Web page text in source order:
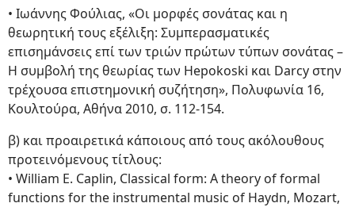
• Ιωάννης Φούλιας, «Οι μορφές σονάτας και η
θεωρητική τους εξέλιξη: Συμπερασματικές
επισημάνσεις επί των τριών πρώτων τύπων σονάτας –
Η συμβολή της θεωρίας των Hepokoski και Darcy στην
τρέχουσα επιστημονική συζήτηση», Πολυφωνία 16,
Κουλτούρα, Αθήνα 2010, σ. 112-154.
β) και προαιρετικά κάποιους από τους ακόλουθους
προτεινόμενους τίτλους:
• William E. Caplin, Classical form: A theory of formal
functions for the instrumental music of Haydn, Mozart,